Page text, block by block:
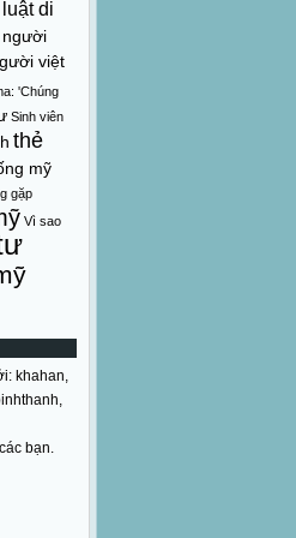
luật di
người
việt
'Chúng
Sinh viên
thẻ
mỹ
gặp
Vì sao
khahan,
bạn.